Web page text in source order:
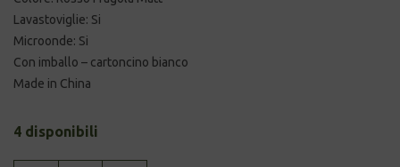
Lavastoviglie: Si
Microonde: Si
Con imballo – cartoncino bianco
Made in China
4 disponibili